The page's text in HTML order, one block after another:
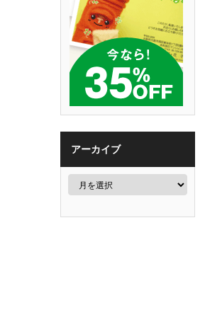
アーカイブ